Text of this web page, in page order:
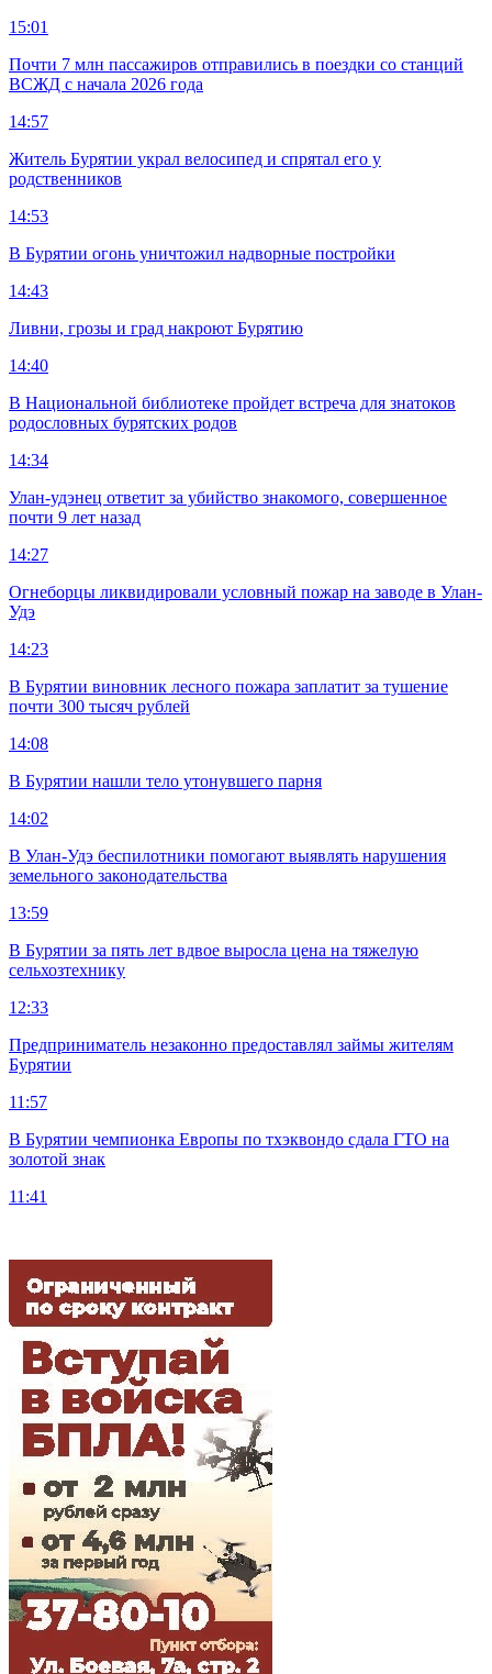
15:01
Почти 7 млн пассажиров отправились в поездки со станций
ВСЖД с начала 2026 года
14:57
Житель Бурятии украл велосипед и спрятал его у
родственников
14:53
В Бурятии огонь уничтожил надворные постройки
14:43
Ливни, грозы и град накроют Бурятию
14:40
В Национальной библиотеке пройдет встреча для знатоков
родословных бурятских родов
14:34
Улан-удэнец ответит за убийство знакомого, совершенное
почти 9 лет назад
14:27
Огнеборцы ликвидировали условный пожар на заводе в Улан-
Удэ
14:23
В Бурятии виновник лесного пожара заплатит за тушение
почти 300 тысяч рублей
14:08
В Бурятии нашли тело утонувшего парня
14:02
В Улан-Удэ беспилотники помогают выявлять нарушения
земельного законодательства
13:59
В Бурятии за пять лет вдвое выросла цена на тяжелую
сельхозтехнику
12:33
Предприниматель незаконно предоставлял займы жителям
Бурятии
11:57
В Бурятии чемпионка Европы по тхэквондо сдала ГТО на
золотой знак
11:41